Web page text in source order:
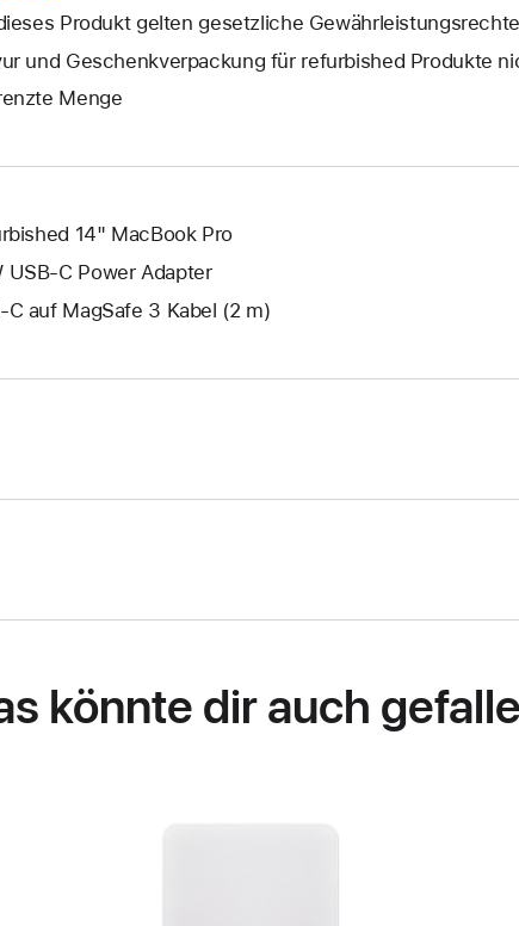
wird
neues
wird
geöffnet.
Produkt gelten gesetzliche Gewährleistungsrechte
und Geschenkverpackung für refurbished Produkte
Menge
14" MacBook Pro
USB‑C Power Adapter
auf MagSafe 3 Kabel (2 m)
könnte dir auch